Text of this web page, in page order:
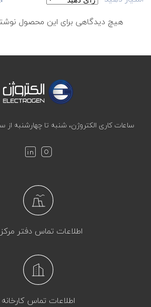
هیچ دیدگاهی برای این محصول
ساعات کاری الکتروژن، شنبه تا چهارشنبه از ساعت 7:30
اطلاعات تماس دفتر
اطلاعات تماس کارخانه